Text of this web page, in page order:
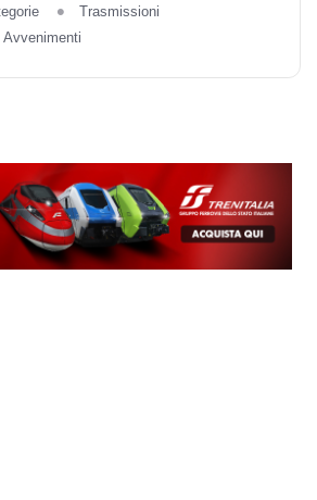
Trasmissioni
Avvenimenti